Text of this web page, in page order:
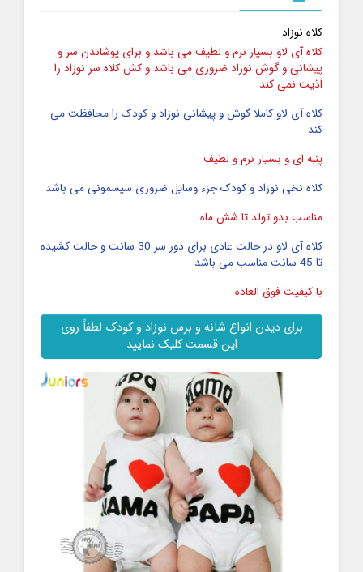
کلاه نوزاد
کلاه آی لاو بسیار نرم و لطیف می باشد و برای پوشاندن سر و
پیشانی و گوش نوزاد ضروری می باشد و کش کلاه سر نوزاد را
اذیت نمی کند
کلاه آی لاو کاملا گوش و پیشانی نوزاد و کودک را محافظت می
کند
پنبه ای و بسیار نرم و لطیف
کلاه نخی نوزاد و کودک جزء وسایل ضروری سیسمونی می باشد
مناسب بدو تولد تا شش ماه
کلاه آی لاو در حالت عادی برای دور سر 30 سانت و حالت کشیده
تا 45 سانت مناسب می باشد
با کیفیت فوق العاده
برای دیدن انواع شانه و برس نوزاد و کودک لطفاً روی
این قسمت کلیک نمایید